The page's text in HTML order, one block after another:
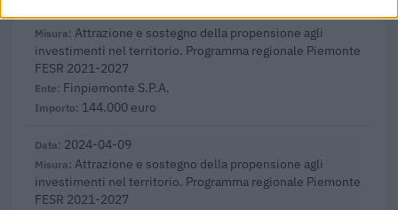
2024-06-28
Attrazione e sostegno della propensione agli
investimenti nel territorio. Programma regionale Piemonte
FESR 2021-2027
Finpiemonte S.P.A.
144.000 euro
2024-04-09
Attrazione e sostegno della propensione agli
investimenti nel territorio. Programma regionale Piemonte
FESR 2021-2027